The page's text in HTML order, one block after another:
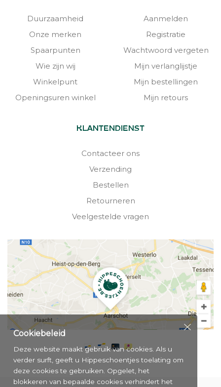
Duurzaamheid
Onze merken
Spaarpunten
Wie zijn wij
Winkelpunt
Openingsuren winkel
Aanmelden
Registratie
Wachtwoord vergeten
Mijn verlanglijstje
Mijn bestellingen
Mijn retours
KLANTENDIENST
Contacteer ons
Verzending
Bestellen
Retourneren
Veelgestelde vragen
Cookiebeleid
Deze website maakt gebruik van cookies. Als u
verder surft, geeft u Hippeschoentjes toelating om
deze cookies te gebruiken. Opgelet, het
blokkeren van bepaalde cookies verhindert het